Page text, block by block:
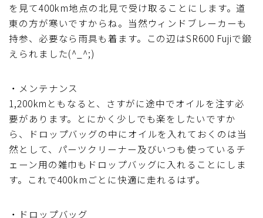
ブルべレポート2025
ブルべレポート2024
ブルベレポート2022
ブルべレポート2021
ブルベレポート2020
ブルベレポート2019
を見て400km地点の北見で受け取ることにします。道
東の方が寒いですからね。当然ウィンドブレーカーも
持参、必要なら雨具も着ます。この辺はSR600 Fujiで鍛
えられました(^_^;)
・メンテナンス
1,200kmともなると、さすがに途中でオイルを注す必
要があります。とにかく少しでも楽をしたいですか
ら、ドロップバッグの中にオイルを入れておくのは当
然として、パーツクリーナー及びいつも使っているチ
ェーン用の雑巾もドロップバッグに入れることにしま
す。これで400kmごとに快適に走れるはず。
・ドロップバッグ